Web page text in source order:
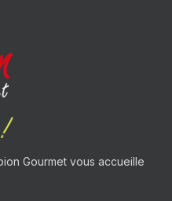
Gourmet vous accueille